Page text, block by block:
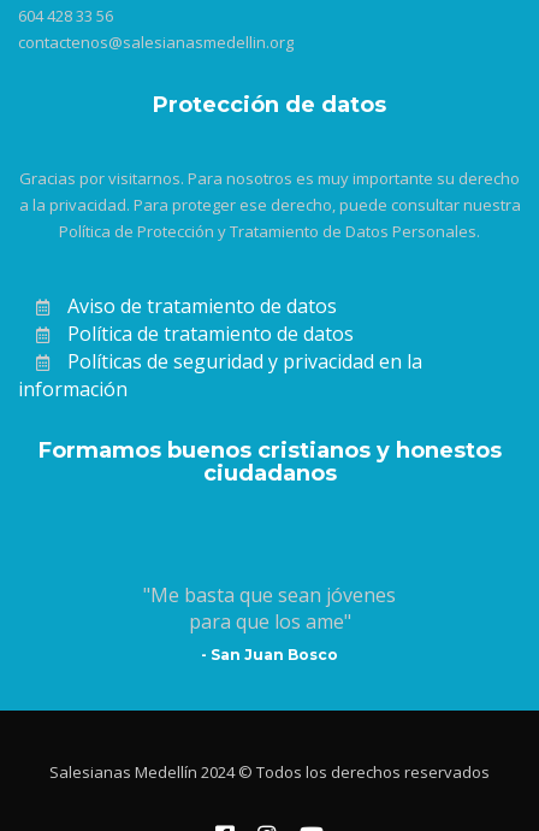
604 428 33 56
contactenos@salesianasmedellin.org
Protección de datos
Gracias por visitarnos. Para nosotros es muy importante su derecho
a la privacidad. Para proteger ese derecho, puede consultar nuestra
Política de Protección y Tratamiento de Datos Personales.
Aviso de tratamiento de datos
Política de tratamiento de datos
Políticas de seguridad y privacidad en la
información
Formamos buenos cristianos y honestos
ciudadanos
"Me basta que sean jóvenes
para que los ame"
- San Juan Bosco
Salesianas Medellín 2024 © Todos los derechos reservados